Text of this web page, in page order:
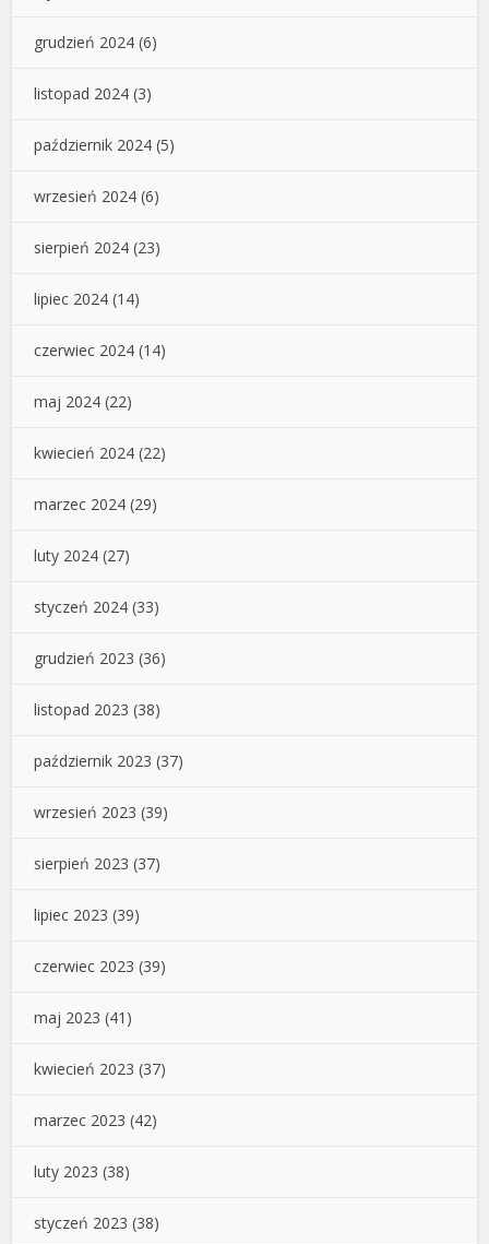
grudzień 2024 (6)
listopad 2024 (3)
październik 2024 (5)
wrzesień 2024 (6)
sierpień 2024 (23)
lipiec 2024 (14)
czerwiec 2024 (14)
maj 2024 (22)
kwiecień 2024 (22)
marzec 2024 (29)
luty 2024 (27)
styczeń 2024 (33)
grudzień 2023 (36)
listopad 2023 (38)
październik 2023 (37)
wrzesień 2023 (39)
sierpień 2023 (37)
lipiec 2023 (39)
czerwiec 2023 (39)
maj 2023 (41)
kwiecień 2023 (37)
marzec 2023 (42)
luty 2023 (38)
styczeń 2023 (38)